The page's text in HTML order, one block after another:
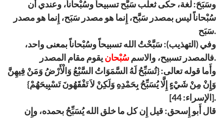
وسَبَحَ: لغة، حكى ثعلب سَبَّح تسبيحاً وسُبْحاناً، وعندي أَن
سُبْحاناً ليس بمصدر سَبَّح، إِنما هو مصدر سَبَح، إِنما هو مصدر
سَبَح.
وفي (التهذيب): سَبَّحْتُ الله تسبيحاً وسُبْحاناً بمعنى واحد،
فالمصدر تسبيح، والاسم سُبْحان
يقوم مقام المصدر.
وأَما قوله تعالى: {تُسَبِّحُ لَهُ السَّمَوَاتُ السَّبْعُ وَالْأَرْضُ وَمَنْ فِيهِنَّ
وَإِنْ مِنْ شَيْءٍ إِلَّا يُسَبِّحُ بِحَمْدِهِ وَلَكِنْ لاَ تَفْقَهُونَ تَسْبِيحَهُمْ}
[الإسراء: 44].
قال أَبو إِسحق: قيل إِن كل ما خلق الله يُسَبِّحُ بحمده، وإِن